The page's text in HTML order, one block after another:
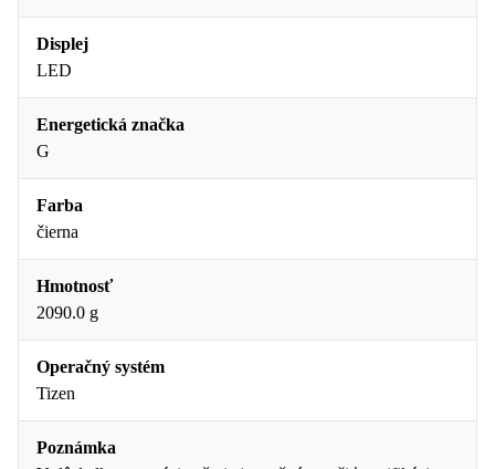
Displej
LED
Energetická značka
G
Farba
čierna
Hmotnosť
2090.0 g
Operačný systém
Tizen
Poznámka